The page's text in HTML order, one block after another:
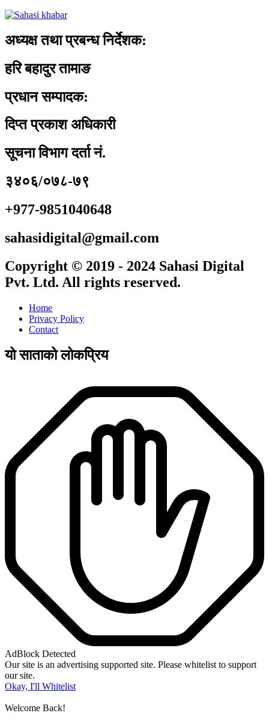
अध्यक्ष तथा प्रबन्ध निर्देशक:
हरि बहादुर तामाङ
प्रधान सम्पादक:
दिप्त प्रकाश अधिकारी
सूचना विभाग दर्ता नं.
३४०६/०७८-७९
+977-9851040648
sahasidigital@gmail.com
Copyright © 2019 - 2024 Sahasi Digital
Pvt. Ltd. All rights reserved.
Home
Privacy Policy
Contact
यो साताको लोकप्रिय
AdBlock Detected
Our site is an advertising supported site. Please whitelist to support
our site.
Okay, I'll Whitelist
Welcome Back!